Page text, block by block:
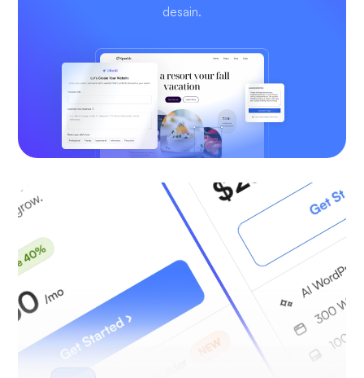
desain.